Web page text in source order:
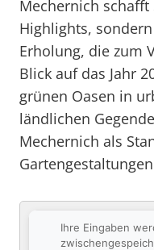
Mechernich
Highlights,
Erholung, die zum
Blick auf das Jahr
grünen Oasen in
ländlichen
Mechernich als
Ihre Eingaben